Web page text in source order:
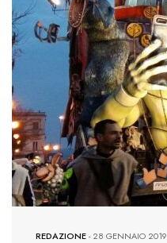
REDAZIONE-28 GENNAIO 2019